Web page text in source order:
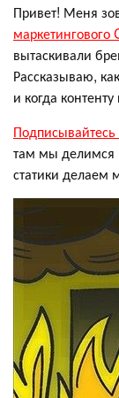
Привет! Меня
вытаскивали
Рассказываю,
и когда
там мы делимся
статики делаем